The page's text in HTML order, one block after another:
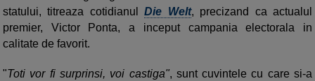
statului, titreaza cotidianulDie Welt, precizand ca actualul
premier, Victor Ponta, a inceput campania electorala in
calitate de favorit.
"Toti vor fi surprinsi, voi castiga", sunt cuvintele cu care si-a